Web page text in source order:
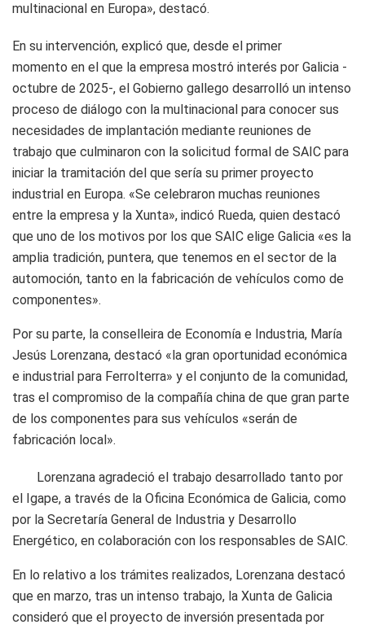
multinacional en Europa», destacó.
En su intervención, explicó que, desde el primer
momento en el que la empresa mostró interés por Galicia -
octubre de 2025-, el Gobierno gallego desarrolló un intenso
proceso de diálogo con la multinacional para conocer sus
necesidades de implantación mediante reuniones de
trabajo que culminaron con la solicitud formal de SAIC para
iniciar la tramitación del que sería su primer proyecto
industrial en Europa. «Se celebraron muchas reuniones
entre la empresa y la Xunta», indicó Rueda, quien destacó
que uno de los motivos por los que SAIC elige Galicia «es la
amplia tradición, puntera, que tenemos en el sector de la
automoción, tanto en la fabricación de vehículos como de
componentes».
Por su parte, la conselleira de Economía e Industria, María
Jesús Lorenzana, destacó «la gran oportunidad económica
e industrial para Ferrolterra» y el conjunto de la comunidad,
tras el compromiso de la compañía china de que gran parte
de los componentes para sus vehículos «serán de
fabricación local».
Lorenzana agradeció el trabajo desarrollado tanto por
el Igape, a través de la Oficina Económica de Galicia, como
por la Secretaría General de Industria y Desarrollo
Energético, en colaboración con los responsables de SAIC.
En lo relativo a los trámites realizados, Lorenzana destacó
que en marzo, tras un intenso trabajo, la Xunta de Galicia
consideró que el proyecto de inversión presentada por